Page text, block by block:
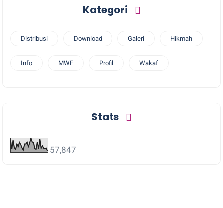
Kategori
Distribusi Download Galeri Hikmah
Info MWF Profil Wakaf
Stats
57,847